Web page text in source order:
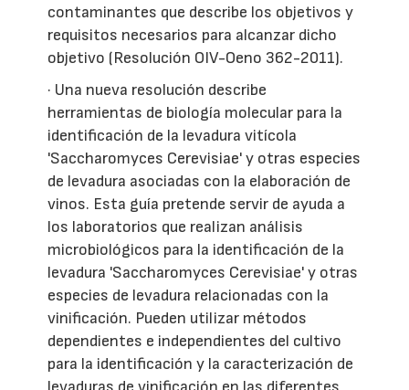
contaminantes que describe los objetivos y
requisitos necesarios para alcanzar dicho
objetivo (Resolución OIV-Oeno 362-2011).
· Una nueva resolución describe
herramientas de biología molecular para la
identificación de la levadura vitícola
'Saccharomyces Cerevisiae' y otras especies
de levadura asociadas con la elaboración de
vinos. Esta guía pretende servir de ayuda a
los laboratorios que realizan análisis
microbiológicos para la identificación de la
levadura 'Saccharomyces Cerevisiae' y otras
especies de levadura relacionadas con la
vinificación. Pueden utilizar métodos
dependientes e independientes del cultivo
para la identificación y la caracterización de